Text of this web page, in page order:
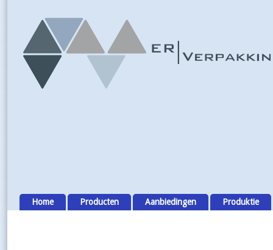
Home Producten Aanbiedingen Produktie